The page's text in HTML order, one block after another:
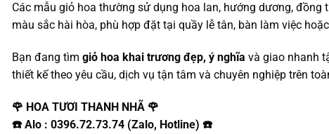
Các mẫu giỏ hoa thường sử dụng hoa lan, hướng dương,
màu sắc hài hòa, phù hợp đặt tại quầy lễ tân, bàn làm việc
Bạn đang tìm giỏ hoa khai trương đẹp, ý nghĩa và giao nhanh
thiết kế theo yêu cầu, dịch vụ tận tâm và chuyên nghiệp trên
🌹 HOA TƯƠI THANH NHÃ 🌹
☎️ Alo : 0396.72.73.74 (Zalo, Hotline) ☎️